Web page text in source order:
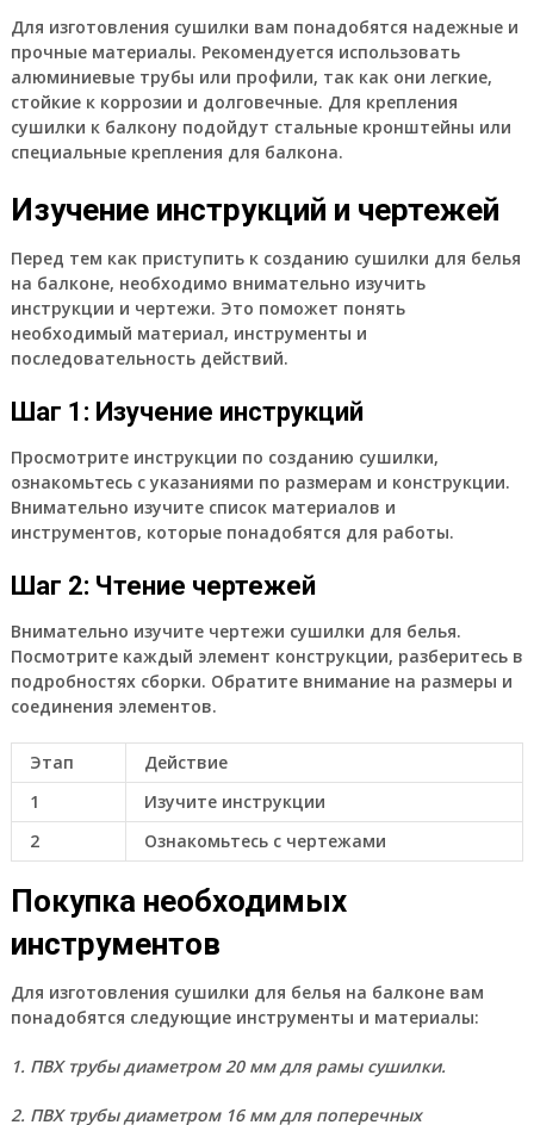
Для изготовления сушилки вам понадобятся надежные и
прочные материалы. Рекомендуется использовать
алюминиевые трубы или профили, так как они легкие,
стойкие к коррозии и долговечные. Для крепления
сушилки к балкону подойдут стальные кронштейны или
специальные крепления для балкона.
Изучение инструкций и чертежей
Перед тем как приступить к созданию сушилки для белья
на балконе, необходимо внимательно изучить
инструкции и чертежи. Это поможет понять
необходимый материал, инструменты и
последовательность действий.
Шаг 1: Изучение инструкций
Просмотрите инструкции по созданию сушилки,
ознакомьтесь с указаниями по размерам и конструкции.
Внимательно изучите список материалов и
инструментов, которые понадобятся для работы.
Шаг 2: Чтение чертежей
Внимательно изучите чертежи сушилки для белья.
Посмотрите каждый элемент конструкции, разберитесь в
подробностях сборки. Обратите внимание на размеры и
соединения элементов.
Этап
Действие
1
Изучите инструкции
2
Ознакомьтесь с чертежами
Покупка необходимых
инструментов
Для изготовления сушилки для белья на балконе вам
понадобятся следующие инструменты и материалы:
1. ПВХ трубы диаметром 20 мм для рамы сушилки.
2. ПВХ трубы диаметром 16 мм для поперечных